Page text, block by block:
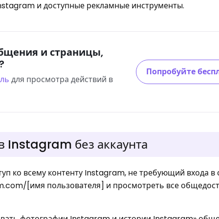
и доступные рекламные инструменты.
и страницы,
для просмотра действий в
Попробуйте
Instagram без аккаунта
ко всему контенту Instagram, не требующий входа в
[имя пользователя] и просмотреть все